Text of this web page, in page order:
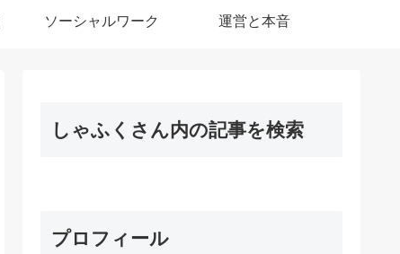
ソーシャルワーク 運営と本音
しゃふくさん内の記事を検索
プロフィール